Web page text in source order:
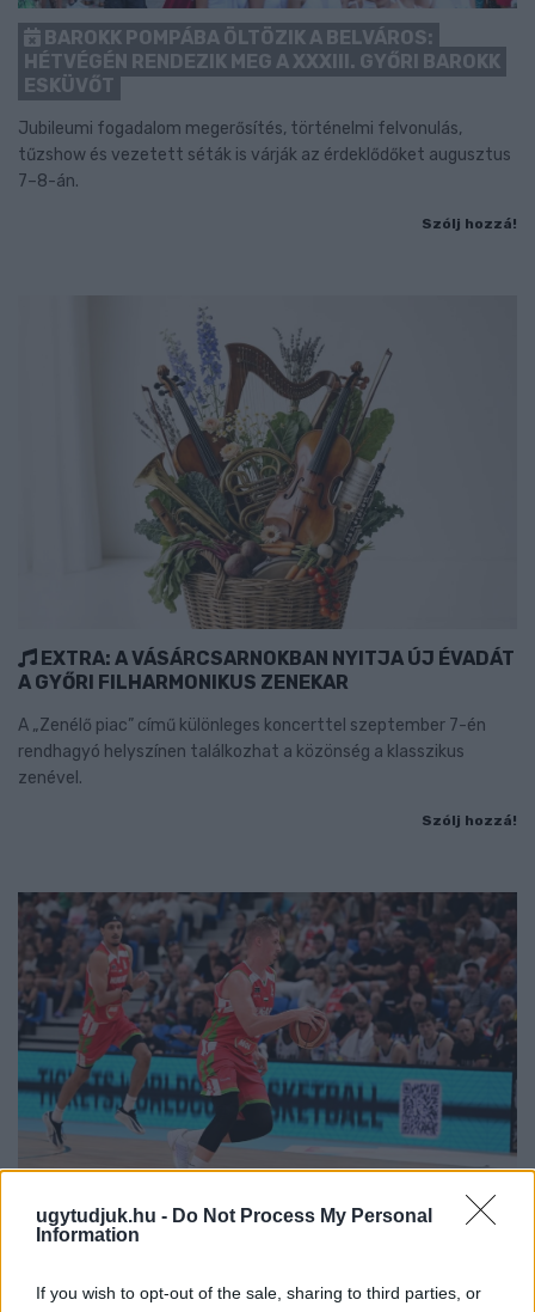
ugytudjuk.hu - Do Not Process My Personal
Information
If you wish to opt-out of the sale, sharing to third parties, or
BAROKK POMPÁBA ÖLTÖZIK A BELVÁROS:
HÉTVÉGÉN RENDEZIK MEG A XXXIII. GYŐRI BAROKK
ESKÜVŐT
Jubileumi fogadalom megerősítés, történelmi felvonulás,
tűzshow és vezetett séták is várják az érdeklődőket augusztus
7–8-án.
Szólj hozzá!
EXTRA: A VÁSÁRCSARNOKBAN NYITJA ÚJ ÉVADÁT
A GYŐRI FILHARMONIKUS ZENEKAR
A „Zenélő piac” című különleges koncerttel szeptember 7-én
rendhagyó helyszínen találkozhat a közönség a klasszikus
zenével.
Szólj hozzá!
KERETÉBEN